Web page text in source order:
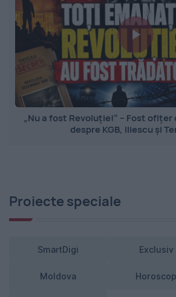
„Nu a fost Revoluție!” – Fost
despre KGB, Iliescu și
Proiecte speciale
SmartDigi Exclusiv
Moldova Horoscop